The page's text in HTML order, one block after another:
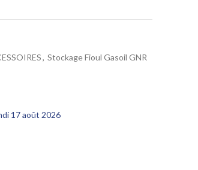
, Stockage Fioul Gasoil GNR
17 août 2026